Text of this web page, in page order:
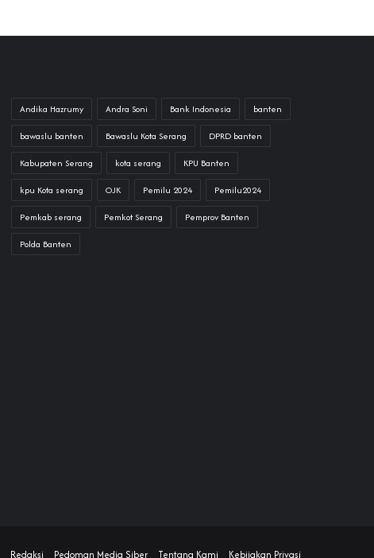
Andika Hazrumy Andra Soni Bank Indonesia banten
bawaslu banten Bawaslu Kota Serang DPRD banten
Kabupaten Serang kota serang KPU Banten
kpu Kota serang OJK Pemilu 2024 Pemilu2024
Pemkab serang Pemkot Serang Pemprov Banten
Polda Banten
Redaksi Pedoman Media Siber Tentang Kami Kebijakan Privasi